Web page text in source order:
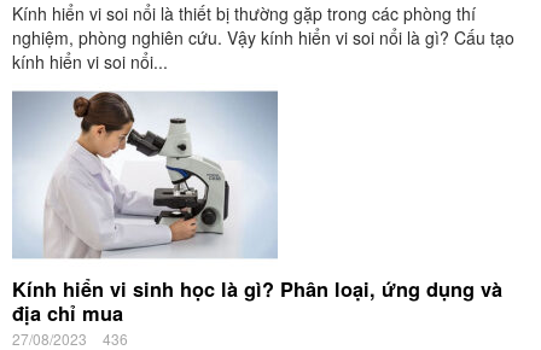
Kính hiển vi soi nổi là thiết bị thường gặp trong các phòng thí
nghiệm, phòng nghiên cứu. Vậy kính hiển vi soi nổi là gì? Cấu tạo
kính hiển vi soi nổi...
Kính hiển vi sinh học là gì? Phân loại, ứng dụng và
địa chỉ mua
27/08/2023 436